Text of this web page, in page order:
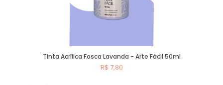
Tinta Acrílica Fosca Lavanda - Arte Fácil 50ml
R$ 7,80